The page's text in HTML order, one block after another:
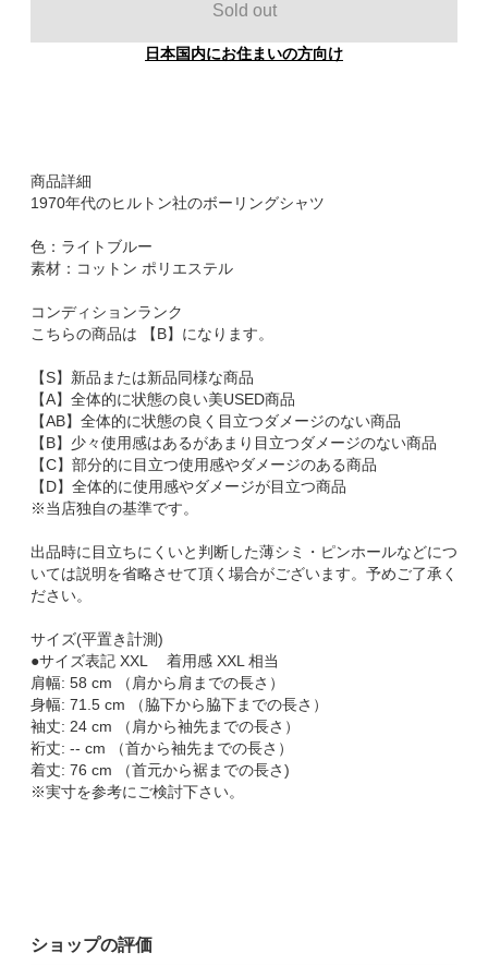
Sold out
日本国内にお住まいの方向け
商品詳細
1970年代のヒルトン社のボーリングシャツ
色：ライトブルー
素材：コットン ポリエステル
コンディションランク
こちらの商品は 【B】になります。
【S】新品または新品同様な商品
【A】全体的に状態の良い美USED商品
【AB】全体的に状態の良く目立つダメージのない商品
【B】少々使用感はあるがあまり目立つダメージのない商品
【C】部分的に目立つ使用感やダメージのある商品
【D】全体的に使用感やダメージが目立つ商品
※当店独自の基準です。
出品時に目立ちにくいと判断した薄シミ・ピンホールなどにつ
いては説明を省略させて頂く場合がございます。予めご了承く
ださい。
サイズ(平置き計測)
●サイズ表記 XXL 着用感 XXL 相当
肩幅: 58 cm （肩から肩までの長さ）
身幅: 71.5 cm （脇下から脇下までの長さ）
袖丈: 24 cm （肩から袖先までの長さ）
裄丈: -- cm （首から袖先までの長さ）
着丈: 76 cm （首元から裾までの長さ)
※実寸を参考にご検討下さい。
ショップの評価